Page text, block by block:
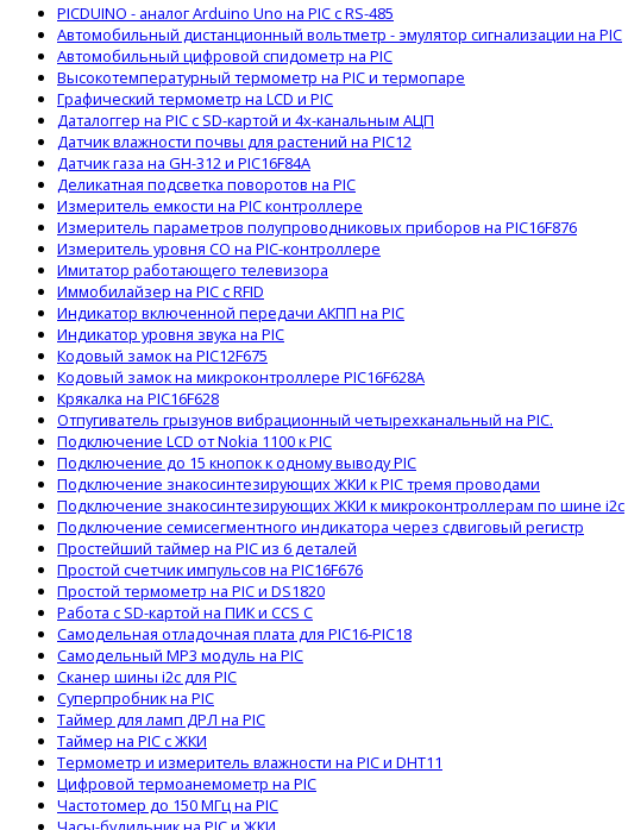
PICDUINO - аналог Arduino Uno на PIС с RS-485
Автомобильный дистанционный вольтметр - эмулятор сигнализации на PIC
Автомобильный цифровой спидометр на PIC
Высокотемпературный термометр на PIC и термопаре
Графический термометр на LCD и PIC
Даталоггер на PIC с SD-картой и 4х-канальным АЦП
Датчик влажности почвы для растений на PIC12
Датчик газа на GH-312 и PIC16F84A
Деликатная подсветка поворотов на PIC
Измеритель емкости на PIC контроллере
Измеритель параметров полупроводниковых приборов на PIC16F876
Измеритель уровня CO на PIC-контроллере
Имитатор работающего телевизора
Иммобилайзер на PIC с RFID
Индикатор включенной передачи АКПП на PIC
Индикатор уровня звука на PIC
Кодовый замок на PIC12F675
Кодовый замок на микроконтроллере PIC16F628A
Крякалка на PIC16F628
Отпугиватель грызунов вибрационный четырехканальный на PIC.
Подключение LCD от Nokia 1100 к PIC
Подключение до 15 кнопок к одному выводу PIC
Подключение знакосинтезирующих ЖКИ к PIC тремя проводами
Подключение знакосинтезирующих ЖКИ к микроконтроллерам по шине i2c
Подключение семисегментного индикатора через сдвиговый регистр
Простейший таймер на PIC из 6 деталей
Простой счетчик импульсов на PIC16F676
Простой термометр на PIC и DS1820
Работа с SD-картой на ПИК и CCS C
Самодельная отладочная плата для PIC16-PIC18
Самодельный MP3 модуль на PIC
Сканер шины i2c для PIC
Суперпробник на PIC
Таймер для ламп ДРЛ на PIC
Таймер на PIC с ЖКИ
Термометр и измеритель влажности на PIC и DHT11
Цифровой термоанемометр на PIC
Частотомер до 150 МГц на PIC